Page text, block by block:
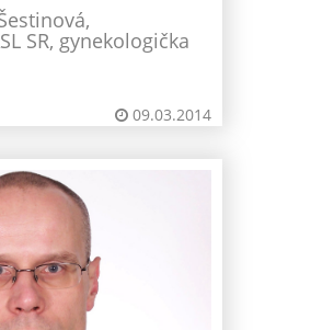
SR, gynekologička
09.03.2014